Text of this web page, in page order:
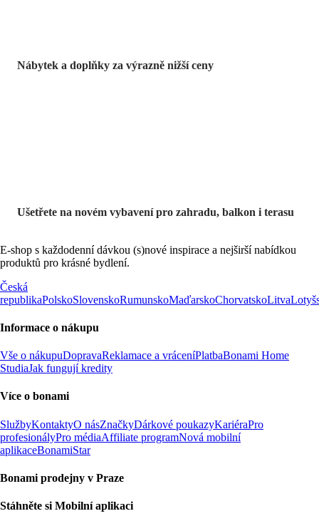
Nábytek a doplňky za výrazně nižší ceny
Ušetřete na novém vybavení pro zahradu, balkon i terasu
E-shop s každodenní dávkou (s)nové inspirace a nejširší nabídkou
produktů pro krásné bydlení.
Česká
republikaPolskoSlovenskoRumunskoMaďarskoChorvatskoLitva
Informace o nákupu
Vše o nákupuDopravaReklamace a vráceníPlatbaBonami Home
StudiaJak fungují kredity
Více o bonami
SlužbyKontaktyO násZnačkyDárkové poukazyKariéraPro
profesionályPro médiaAffiliate programNová mobilní
aplikaceBonamiStar
Bonami prodejny v Praze
Stáhněte si Mobilní aplikaci